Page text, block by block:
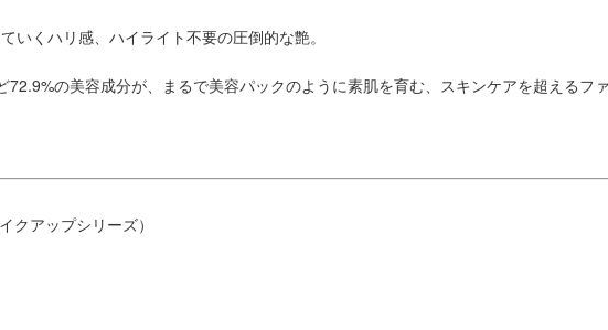
いくハリ感、ハイライト不要の圧倒的な艶。
の美容成分が、まるで美容パックのように素肌を育む、スキンケアを超えるファ
クアップシリーズ）